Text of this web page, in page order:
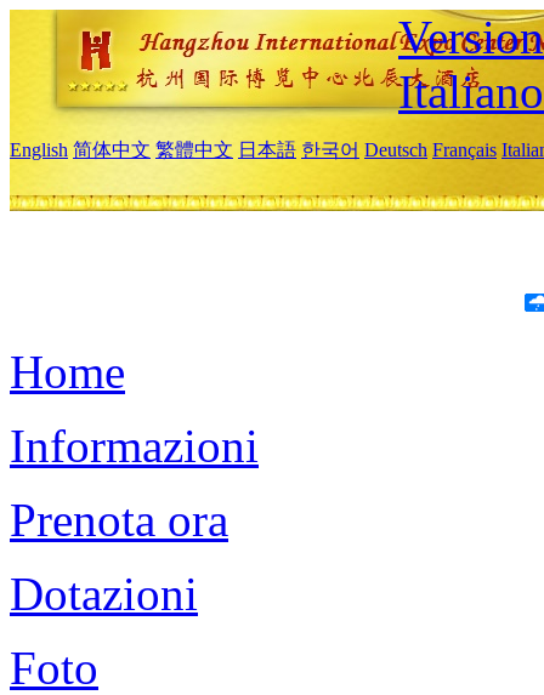
Italiano
English 简体中文 繁體中文 日本語 한국어 Deutsch Français
Home
Informazioni
Prenota ora
Dotazioni
Foto